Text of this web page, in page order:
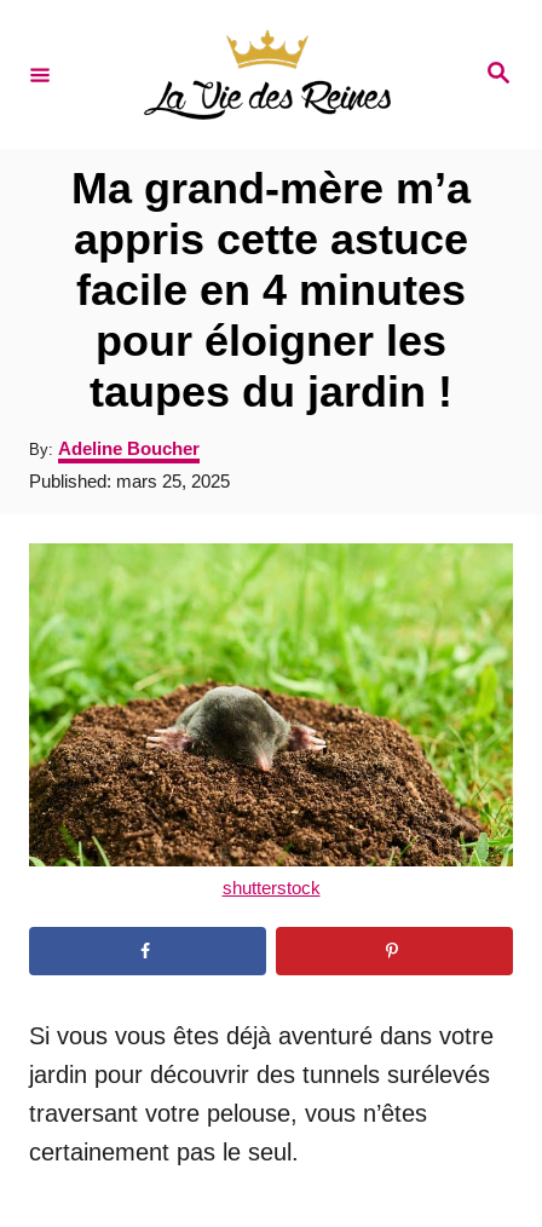
S
Ma grand-mère m’a
appris cette astuce
facile en 4 minutes
pour éloigner les
taupes du jardin !
By: A
u
t
o
Adeline Boucher
P
d
o
n
Published: mars 25, 2025
shutterstock
Si vous vous êtes déjà aventuré dans votre
jardin pour découvrir des tunnels surélevés
traversant votre pelouse, vous n’êtes
certainement pas le seul.